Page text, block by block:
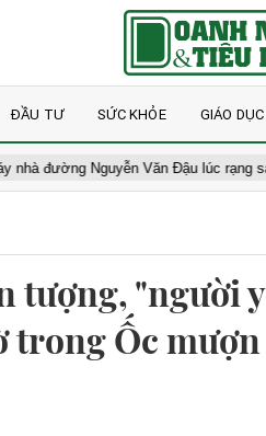
ĐẦU TƯ SỨC KHỎE GIÁO DỤC
Nguyễn Văn Đậu lúc rạng sáng, 3
tượng, "người
trong Ốc